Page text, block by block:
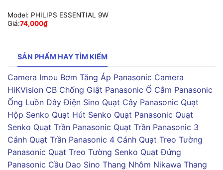
Model: PHILIPS ESSENTIAL 9W
Giá:74,000₫
SẢN PHẨM HAY TÌM KIẾM
Camera Imou Bơm Tăng Áp Panasonic Camera
HiKVision CB Chống Giật Panasonic Ổ Cắm Panasonic
Ống Luồn Dây Điện Sino Quạt Cây Panasonic Quạt
Hộp Senko Quạt Hút Senko Quạt Panasonic Quạt
Senko Quạt Trần Panasonic Quạt Trần Panasonic 3
Cánh Quạt Trần Panasonic 4 Cánh Quạt Treo Tường
Panasonic Quạt Treo Tường Senko Quạt Đứng
Panasonic Cầu Dao Sino Thang Nhôm Nikawa Thang